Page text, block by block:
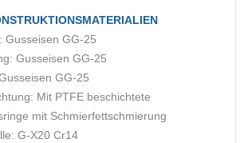
Gusseisen GG-25
Gusseisen GG-25
GG-25
Mit PTFE beschichtete
mit Schmierfettschmierung
G-X20 Cr14